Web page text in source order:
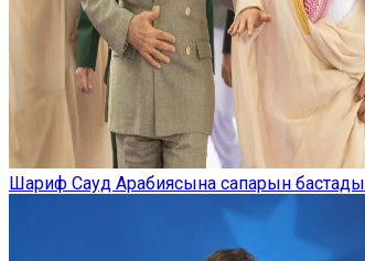
Шариф Сауд Арабиясына сапарын бастады